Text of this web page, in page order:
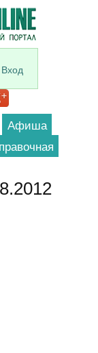
Вход
Афиша